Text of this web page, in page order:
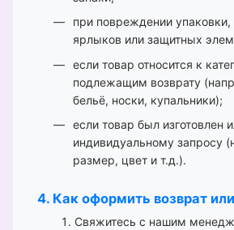
при повреждении упаковки,
ярлыков или защитных
если товар относится к
подлежащим возврату
бельё, носки, купальники);
если товар был изготовлен
индивидуальному запросу
размер, цвет и т.д.).
4. Как оформить возврат
Свяжитесь с нашим